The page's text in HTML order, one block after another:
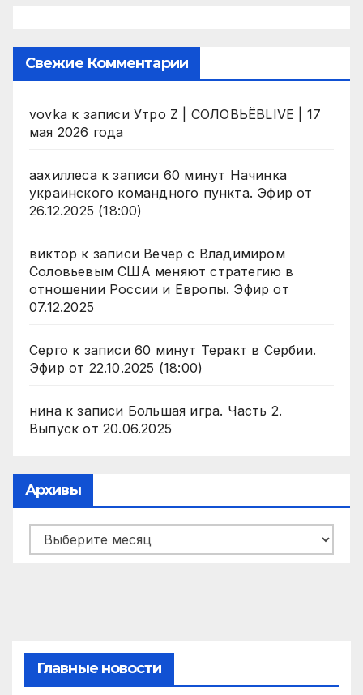
Свежие Комментарии
vovka к записи Утро Z | СОЛОВЬЁВLIVE | 17
мая 2026 года
аахиллесак записи 60 минут Начинка
украинского командного пункта. Эфир от
26.12.2025 (18:00)
виктор к записи Вечер с Владимиром
Соловьевым США меняют стратегию в
отношении России и Европы. Эфир от
07.12.2025
Серго к записи 60 минут Теракт в Сербии.
Эфир от 22.10.2025 (18:00)
нинак записи Большая игра. Часть 2.
Выпуск от 20.06.2025
Архивы
Архивы
Главные новости